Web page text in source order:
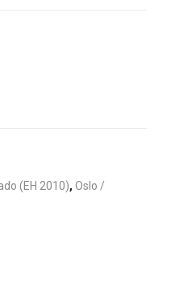
(EH 2010), Oslo /